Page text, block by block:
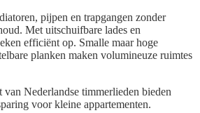
pijpen en trapgangen zonder
Met uitschuifbare lades en
efficiënt op. Smalle maar hoge
planken maken volumineuze ruimtes
van Nederlandse timmerlieden bieden
voor kleine appartementen.